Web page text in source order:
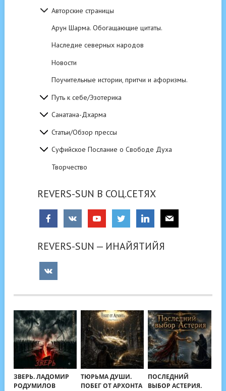
Авторские страницы
Арун Шарма. Обогащающие цитаты.
Наследие северных народов
Новости
Поучительные истории, притчи и афоризмы.
Путь к себе/Эзотерика
Санатана-Дхарма
Статьи/Обзор прессы
Суфийское Послание о Свободе Духа
Творчество
REVERS-SUN В СОЦ.СЕТЯХ
REVERS-SUN — ИНАЙЯТИЙЯ
ЗВЕРЬ. ЛАДОМИР
РОДУМИЛОВ
ТЮРЬМА ДУШИ.
ПОБЕГ ОТ АРХОНТА
ПОСЛЕДНИЙ
ВЫБОР АСТЕРИЯ.